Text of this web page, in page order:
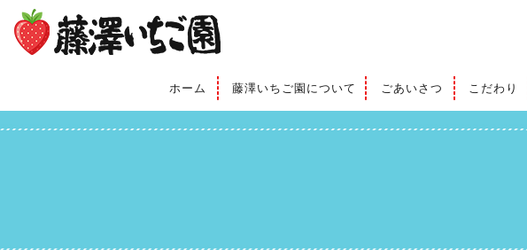
ホーム 藤澤いちご園について ごあいさつ こだわり